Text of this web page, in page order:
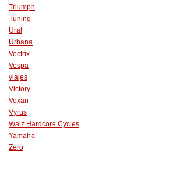
Triumph
Tuning
Ural
Urbana
Vectrix
Vespa
viajes
Victory
Voxan
Vyrus
Walz Hardcore Cycles
Yamaha
Zero